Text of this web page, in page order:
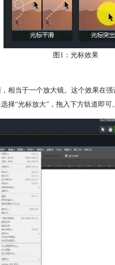
图1：光标效果
相当于一个放大镜。这个效果在
择“光标放大”，拖入下方轨道即可。